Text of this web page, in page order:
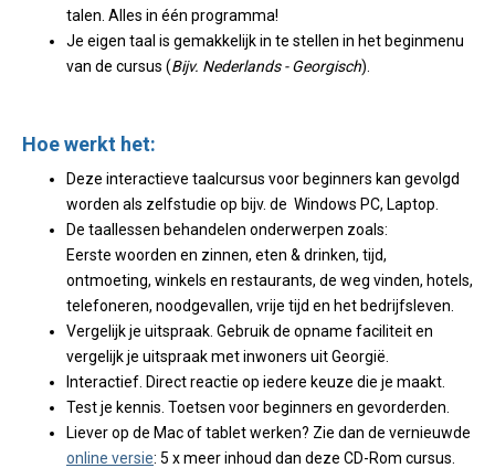
talen. Alles in één programma!
Je eigen taal is gemakkelijk in te stellen in het beginmenu
van de cursus (Bijv. Nederlands - Georgisch).
Hoe werkt het:
Deze interactieve taalcursus voor beginners kan gevolgd
worden als zelfstudie op bijv. de Windows PC, Laptop.
De taallessen behandelen onderwerpen zoals:
Eerste woorden en zinnen, eten & drinken, tijd,
ontmoeting, winkels en restaurants, de weg vinden, hotels,
telefoneren, noodgevallen, vrije tijd en het bedrijfsleven.
Vergelijk je uitspraak. Gebruik de opname faciliteit en
vergelijk je uitspraak met inwoners uit Georgië.
Interactief. Direct reactie op iedere keuze die je maakt.
Test je kennis. Toetsen voor beginners en gevorderden.
Liever op de Mac of tablet werken? Zie dan de vernieuwde
online versie: 5 x meer inhoud dan deze CD-Rom cursus.